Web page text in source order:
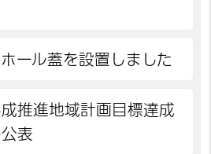
ール蓋を設置しました
推進地域計画目標達成
表